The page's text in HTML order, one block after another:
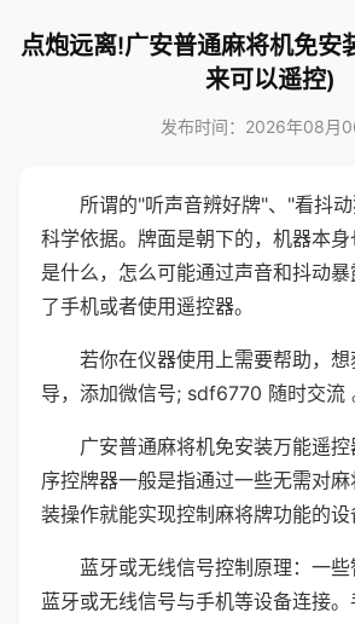
点炮远离!广安普通麻将机免安
来可以遥控)
发布时间：2026年08月
所谓的"听声音辨好牌"、"看抖
科学依据。牌面是朝下的，机器本
是什么，怎么可能通过声音和抖动
了手机或者使用遥控器。
若你在仪器使用上需要帮助，
导，添加微信号; sdf6770 随时交流
广安普通麻将机免安装万能遥
序控牌器一般是指通过一些无需对
装操作就能实现控制麻将牌功能的设
蓝牙或无线信号控制原理：一
蓝牙或无线信号与手机等设备连接